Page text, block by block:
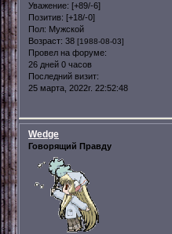
Уважение: [+89/-6]
Позитив: [+18/-0]
Пол: Мужской
Возраст: 38 [1988-08-03]
Провел на форуме:
26 дней 0 часов
Последний визит:
25 марта, 2022г. 22:52:48
Wedge
Говорящий Правду